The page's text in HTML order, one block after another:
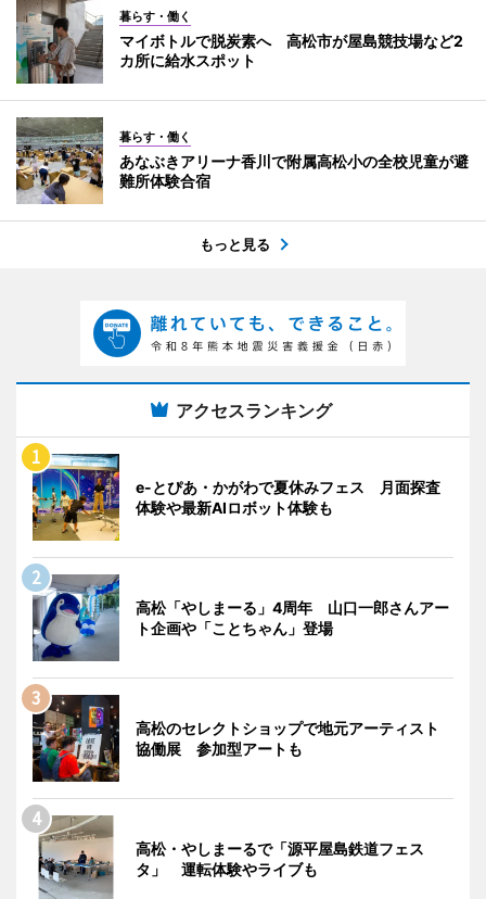
暮らす・働く
マイボトルで脱炭素へ 高松市が屋島競技場など2
カ所に給水スポット
暮らす・働く
あなぶきアリーナ香川で附属高松小の全校児童が避
難所体験合宿
もっと見る
アクセスランキング
e-とぴあ・かがわで夏休みフェス 月面探査
体験や最新AIロボット体験も
高松「やしまーる」4周年 山口一郎さんアー
ト企画や「ことちゃん」登場
高松のセレクトショップで地元アーティスト
協働展 参加型アートも
高松・やしまーるで「源平屋島鉄道フェス
タ」 運転体験やライブも